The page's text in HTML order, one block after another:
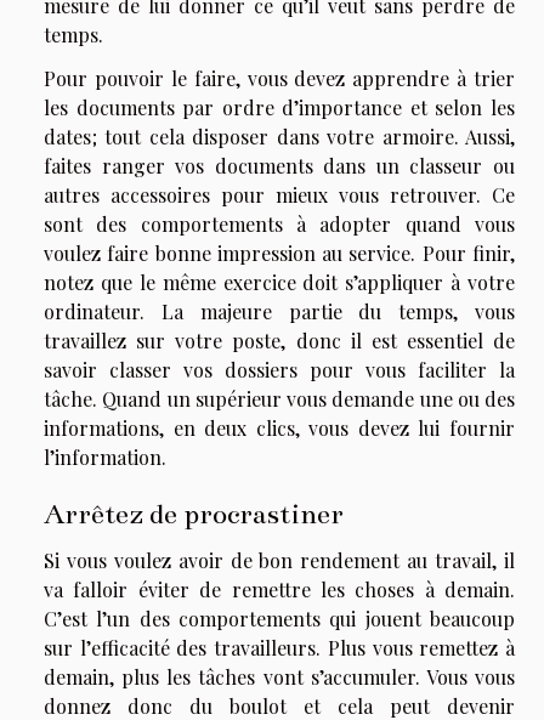
temps.
Pour pouvoir le faire, vous devez apprendre à trier
les documents par ordre d’importance et selon les
dates ; tout cela disposer dans votre armoire. Aussi,
faites ranger vos documents dans un classeur ou
autres accessoires pour mieux vous retrouver. Ce
sont des comportements à adopter quand vous
voulez faire bonne impression au service. Pour finir,
notez que le même exercice doit s’appliquer à votre
ordinateur. La majeure partie du temps, vous
travaillez sur votre poste, donc il est essentiel de
savoir classer vos dossiers pour vous faciliter la
tâche. Quand un supérieur vous demande une ou des
informations, en deux clics, vous devez lui fournir
l’information.
Arrêtez de procrastiner
Si vous voulez avoir de bon rendement au travail, il
va falloir éviter de remettre les choses à demain.
C’est l’un des comportements qui jouent beaucoup
sur l’efficacité des travailleurs. Plus vous remettez à
demain, plus les tâches vont s’accumuler. Vous vous
donnez donc du boulot et cela peut devenir